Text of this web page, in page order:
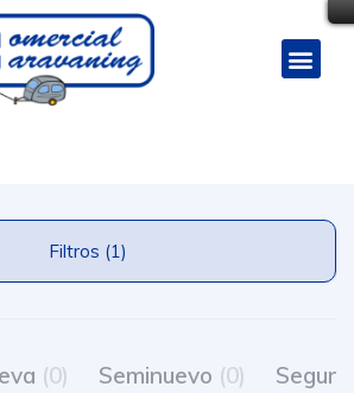
Filtros (1)
(0) Seminuevo (0)